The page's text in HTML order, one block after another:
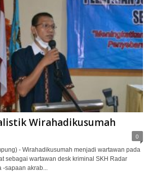
Wirahadikusumah
0
- Wirahadikusumah menjadi wartawan pada
sebagai wartawan desk kriminal SKH Radar
sapaan akrab...